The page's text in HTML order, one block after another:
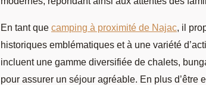
En tant que camping à proximité de Najac , il
historiques emblématiques et à une variété
incluent une gamme diversifiée de chalets,
pour assurer un séjour agréable. En plus d’être